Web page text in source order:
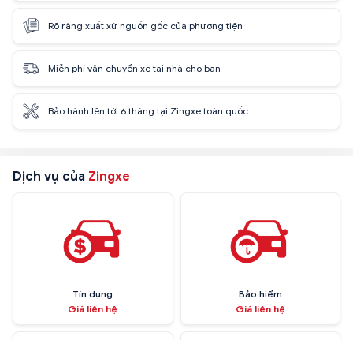
Rõ ràng xuất xứ nguồn gốc của phương tiện
Miễn phí vận chuyển xe tại nhà cho bạn
Bảo hành lên tới 6 tháng tại Zingxe toàn quốc
Dịch vụ của Zingxe
Tín dụng
Giá liên hệ
Bảo hiểm
Giá liên hệ